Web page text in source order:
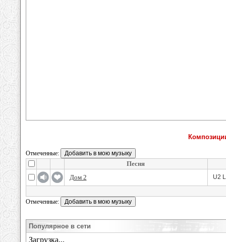
Отмеченные:
Песня
Дом 2
U2
Отмеченные:
Популярное в сети